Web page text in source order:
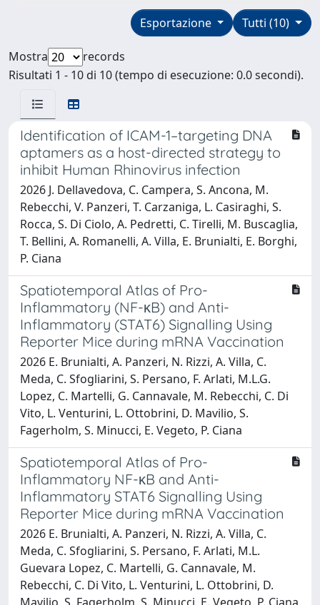
Tutti (10)
Esportazione
Mostra
records
Risultati 1 - 10 di 10 (tempo di esecuzione: 0.0 secondi).
Identification of ICAM-1–targeting DNA
aptamers as a host-directed strategy to
inhibit Human Rhinovirus infection
2026 J. Dellavedova, C. Campera, S. Ancona, M.
Rebecchi, V. Panzeri, T. Carzaniga, L. Casiraghi, S.
Rocca, S. Di Ciolo, A. Pedretti, C. Tirelli, M. Buscaglia,
T. Bellini, A. Romanelli, A. Villa, E. Brunialti, E. Borghi,
P. Ciana
Spatiotemporal Atlas of Pro-
Inflammatory (NF-κB) and Anti-
Inflammatory (STAT6) Signalling Using
Reporter Mice during mRNA Vaccination
2026 E. Brunialti, A. Panzeri, N. Rizzi, A. Villa, C.
Meda, C. Sfogliarini, S. Persano, F. Arlati, M.L.G.
Lopez, C. Martelli, G. Cannavale, M. Rebecchi, C. Di
Vito, L. Venturini, L. Ottobrini, D. Mavilio, S.
Fagerholm, S. Minucci, E. Vegeto, P. Ciana
Spatiotemporal Atlas of Pro-
Inflammatory NF-κB and Anti-
Inflammatory STAT6 Signalling Using
Reporter Mice during mRNA Vaccination
2026 E. Brunialti, A. Panzeri, N. Rizzi, A. Villa, C.
Meda, C. Sfogliarini, S. Persano, F. Arlati, M.L.
Guevara Lopez, C. Martelli, G. Cannavale, M.
Rebecchi, C. Di Vito, L. Venturini, L. Ottobrini, D.